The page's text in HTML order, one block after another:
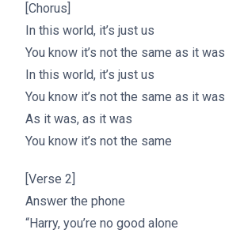
[Chorus]
In this world, it’s just us
You know it’s not the same as it was
In this world, it’s just us
You know it’s not the same as it was
As it was, as it was
You know it’s not the same
[Verse 2]
Answer the phone
“Harry, you’re no good alone